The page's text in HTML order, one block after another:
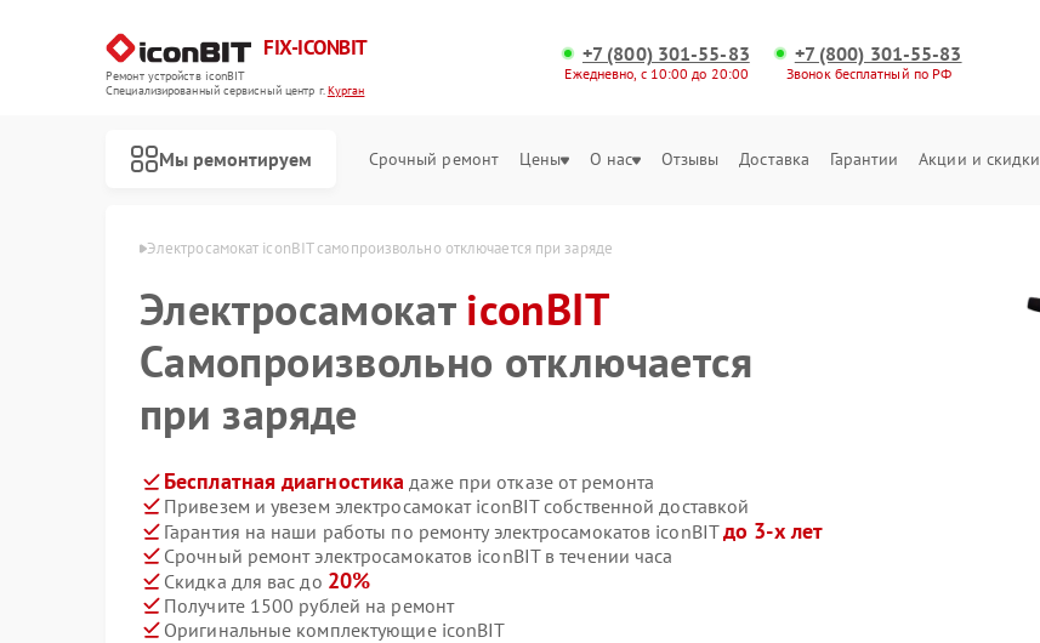
FIX-ICONBIT
Ремонт устройств iconBIT
Специализированный cервисный центр г.Курган
+7 (800) 301-55-83
Ежедневно, с 10:00 до 20:00
+7 (800) 301-55-83
Звонок бесплатный по РФ
Мы ремонтируем Срочный ремонт Цены О нас Отзывы Доставка Гарантии Акции и скидки
Электросамокат iconBIT самопроизвольно отключается при заряде
ЭлектросамокатiconBIT
Самопроизвольно отключается
при заряде
Бесплатная диагностика даже при отказе от ремонта
Привезем и увезем электросамокат iconBIT собственной доставкой
Гарантия на наши работы по ремонту электросамокатов iconBITдо 3-х лет
Срочный ремонт электросамокатов iconBIT в течении часа
Скидка для вас до 20%
Получите 1500 рублей на ремонт
Оригинальные комплектующие iconBIT